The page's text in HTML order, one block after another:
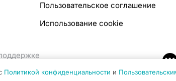
Пользовательское соглашение
Использование cookie
Политикой конфиденциальности и